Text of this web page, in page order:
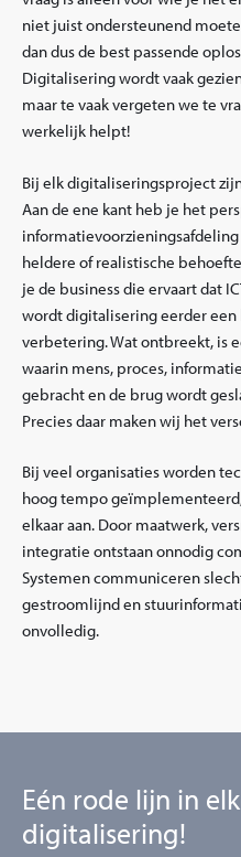
niet juist ondersteunend
dan dus de best passende
Digitalisering wordt vaak
maar te vaak vergeten we te
werkelijk helpt!
Bij elk digitaliseringsproject
Aan de ene kant heb je het
heldere of realistische
je de business die ervaart dat
wordt digitalisering eerder
verbetering. Wat ontbreekt, is
waarin mens, proces,
gebracht en de brug wordt
Precies daar maken wij het
Bij veel organisaties worden
hoog tempo
elkaar aan. Door maatwerk,
integratie ontstaan onnodig
Systemen communiceren
gestroomlijnd en
onvolledig.
Eén rode lijn in
digitalisering!